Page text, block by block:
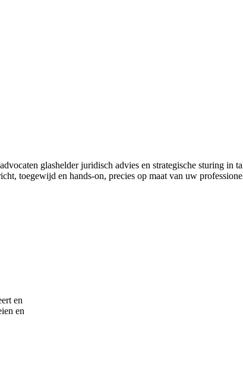
glashelder juridisch advies en strategische sturing in
toegewijd en hands-on, precies op maat van uw
en
en